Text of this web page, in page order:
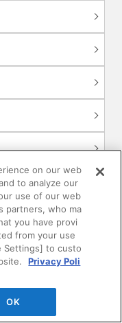
on our web
to analyze our
use of our web
partners, who ma
you have provi
from your use
Settings] to custo
Privacy Poli
OK